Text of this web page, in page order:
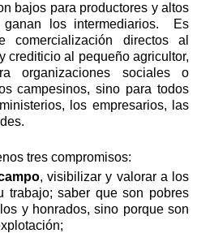
bajos para productores y altos
los intermediarios.
Es
comercialización directos al
crediticio al pequeño agricultor,
organizaciones sociales o
campesinos, sino para todos
los empresarios, las
tres compromisos:
, visibilizar y valorar a los
trabajo; saber que son pobres
y honrados, sino porque son